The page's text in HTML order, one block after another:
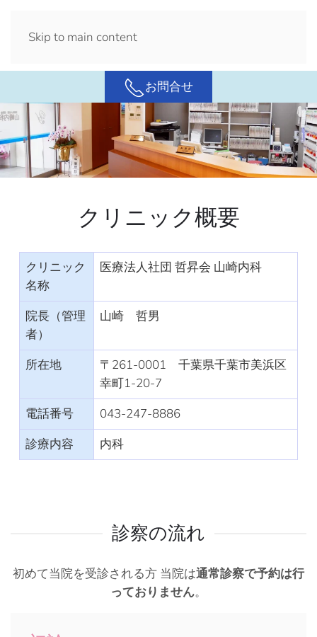
Skip to main content
お問合せ
クリニック概要
クリニック
名称
医療法人社団 哲昇会 山崎内科
院長（管理
者）
山崎 哲男
所在地
〒261-0001 千葉県千葉市美浜区
幸町1-20-7
電話番号
043-247-8886
診療内容
内科
診察の流れ
初めて当院を受診される方 当院は通常診察で予約は行
っておりません。